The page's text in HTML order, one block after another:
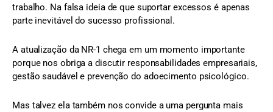
trabalho. Na falsa ideia de que suportar excessos é apenas
parte inevitável do sucesso profissional.
A atualização da NR-1 chega em um momento importante
porque nos obriga a discutir responsabilidades empresariais,
gestão saudável e prevenção do adoecimento psicológico.
Mas talvez ela também nos convide a uma pergunta mais